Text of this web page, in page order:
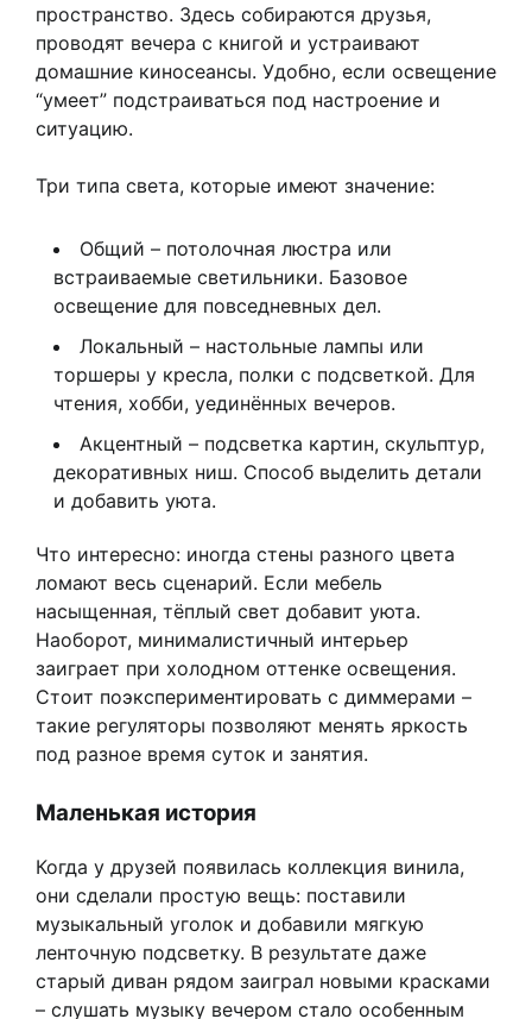
пространство. Здесь собираются друзья,
проводят вечера с книгой и устраивают
домашние киносеансы. Удобно, если освещение
“умеет” подстраиваться под настроение и
ситуацию.
Три типа света, которые имеют значение:
Общий – потолочная люстра или
встраиваемые светильники. Базовое
освещение для повседневных дел.
Локальный – настольные лампы или
торшеры у кресла, полки с подсветкой. Для
чтения, хобби, уединённых вечеров.
Акцентный – подсветка картин, скульптур,
декоративных ниш. Способ выделить детали
и добавить уюта.
Что интересно: иногда стены разного цвета
ломают весь сценарий. Если мебель
насыщенная, тёплый свет добавит уюта.
Наоборот, минималистичный интерьер
заиграет при холодном оттенке освещения.
Стоит поэкспериментировать с диммерами –
такие регуляторы позволяют менять яркость
под разное время суток и занятия.
Маленькая история
Когда у друзей появилась коллекция винила,
они сделали простую вещь: поставили
музыкальный уголок и добавили мягкую
ленточную подсветку. В результате даже
старый диван рядом заиграл новыми красками
– слушать музыку вечером стало особенным